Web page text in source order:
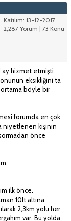
Katılım: 13-12-2017
2,287 Yorum | 73 Konu
ay hizmet etmişti
eksikliğini ta
böyle bir
forumda en çok
niyetlenen kişinin
önce
ilk önce.
10lt altına
2,3km yolu her
var. Bu yolda